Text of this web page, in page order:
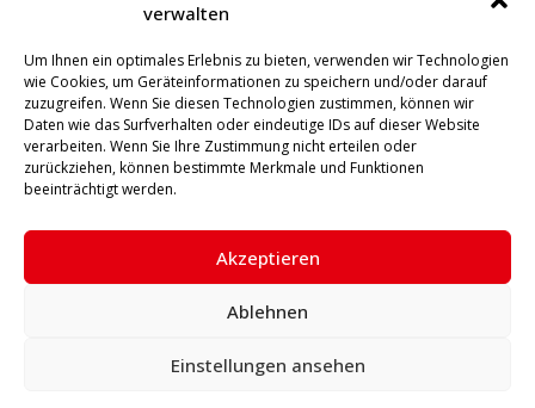
verwalten
Um Ihnen ein optimales Erlebnis zu bieten, verwenden wir Technologien
wie Cookies, um Geräteinformationen zu speichern und/oder darauf
zuzugreifen. Wenn Sie diesen Technologien zustimmen, können wir
Daten wie das Surfverhalten oder eindeutige IDs auf dieser Website
verarbeiten. Wenn Sie Ihre Zustimmung nicht erteilen oder
zurückziehen, können bestimmte Merkmale und Funktionen
beeinträchtigt werden.
Akzeptieren
Ablehnen
Einstellungen ansehen
RECHTLICHES
Impressum
Datenschutz
Cookie-Richtlinie (EU)